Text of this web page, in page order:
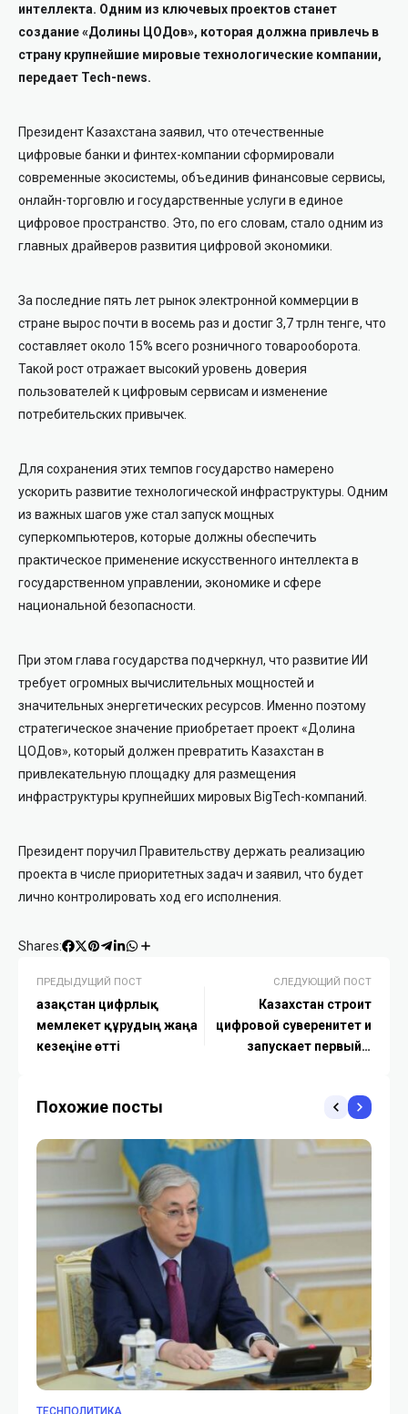
интеллекта. Одним из ключевых проектов станет
создание «Долины ЦОДов», которая должна привлечь в
страну крупнейшие мировые технологические компании,
передает Tech-news.
Президент Казахстана заявил, что отечественные
цифровые банки и финтех-компании сформировали
современные экосистемы, объединив финансовые сервисы,
онлайн-торговлю и государственные услуги в единое
цифровое пространство. Это, по его словам, стало одним из
главных драйверов развития цифровой экономики.
За последние пять лет рынок электронной коммерции в
стране вырос почти в восемь раз и достиг 3,7 трлн тенге, что
составляет около 15% всего розничного товарооборота.
Такой рост отражает высокий уровень доверия
пользователей к цифровым сервисам и изменение
потребительских привычек.
Для сохранения этих темпов государство намерено
ускорить развитие технологической инфраструктуры. Одним
из важных шагов уже стал запуск мощных
суперкомпьютеров, которые должны обеспечить
практическое применение искусственного интеллекта в
государственном управлении, экономике и сфере
национальной безопасности.
При этом глава государства подчеркнул, что развитие ИИ
требует огромных вычислительных мощностей и
значительных энергетических ресурсов. Именно поэтому
стратегическое значение приобретает проект «Долина
ЦОДов», который должен превратить Казахстан в
привлекательную площадку для размещения
инфраструктуры крупнейших мировых BigTech-компаний.
Президент поручил Правительству держать реализацию
проекта в числе приоритетных задач и заявил, что будет
лично контролировать ход его исполнения.
Shares:
ПРЕДЫДУЩИЙ ПОСТ
Қазақстан цифрлық
мемлекет құрудың жаңа
кезеңіне өтті
СЛЕДУЮЩИЙ ПОСТ
Казахстан строит
цифровой суверенитет и
запускает первый в
Похожие посты
TECHПОЛИТИКА